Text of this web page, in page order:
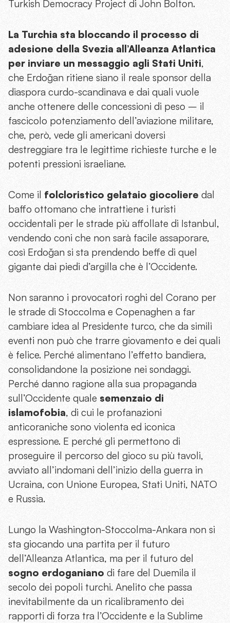
Turkish Democracy Project di John Bolton.
La Turchia sta bloccando il processo di
adesione della Svezia all’Alleanza Atlantica
per inviare un messaggio agli Stati Uniti,
che Erdoğan ritiene siano il reale sponsor della
diaspora curdo-scandinava e dai quali vuole
anche ottenere delle concessioni di peso – il
fascicolo potenziamento dell’aviazione militare,
che, però, vede gli americani doversi
destreggiare tra le legittime richieste turche e le
potenti pressioni israeliane.
Come il folcloristico gelataio giocoliere dal
baffo ottomano che intrattiene i turisti
occidentali per le strade più affollate di Istanbul,
vendendo coni che non sarà facile assaporare,
così Erdoğan si sta prendendo beffe di quel
gigante dai piedi d’argilla che è l’Occidente.
Non saranno i provocatori roghi del Corano per
le strade di Stoccolma e Copenaghen a far
cambiare idea al Presidente turco, che da simili
eventi non può che trarre giovamento e dei quali
è felice. Perché alimentano l’effetto bandiera,
consolidandone la posizione nei sondaggi.
Perché danno ragione alla sua propaganda
sull’Occidente quale semenzaio di
islamofobia, di cui le profanazioni
anticoraniche sono violenta ed iconica
espressione. E perché gli permettono di
proseguire il percorso del gioco su più tavoli,
avviato all’indomani dell’inizio della guerra in
Ucraina, con Unione Europea, Stati Uniti, NATO
e Russia.
Lungo la Washington-Stoccolma-Ankara non si
sta giocando una partita per il futuro
dell’Alleanza Atlantica, ma per il futuro del
sogno erdoganiano di fare del Duemila il
secolo dei popoli turchi. Anelito che passa
inevitabilmente da un ricalibramento dei
rapporti di forza tra l’Occidente e la Sublime